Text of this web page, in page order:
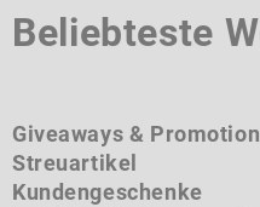
Beliebteste
Giveaways & Promotion
Streuartikel
Kundengeschenke